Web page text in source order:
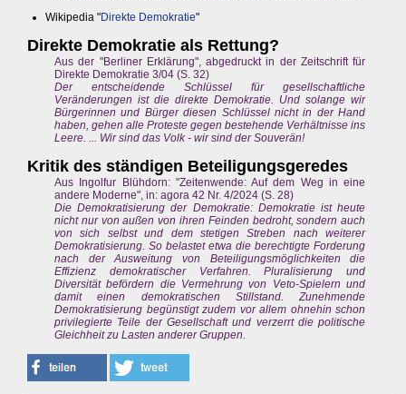
Wikipedia "Direkte Demokratie"
Direkte Demokratie als Rettung?
Aus der "Berliner Erklärung", abgedruckt in der Zeitschrift für
Direkte Demokratie 3/04 (S. 32)
Der entscheidende Schlüssel für gesellschaftliche
Veränderungen ist die direkte Demokratie. Und solange wir
Bürgerinnen und Bürger diesen Schlüssel nicht in der Hand
haben, gehen alle Proteste gegen bestehende Verhältnisse ins
Leere. ... Wir sind das Volk - wir sind der Souverän!
Kritik des ständigen Beteiligungsgeredes
Aus Ingolfur Blühdorn: "Zeitenwende: Auf dem Weg in eine
andere Moderne", in: agora 42 Nr. 4/2024 (S. 28)
Die Demokratisierung der Demokratie: Demokratie ist heute
nicht nur von außen von ihren Feinden bedroht, sondern auch
von sich selbst und dem stetigen Streben nach weiterer
Demokratisierung. So belastet etwa die berechtigte Forderung
nach der Ausweitung von Beteiligungsmöglichkeiten die
Effizienz demokratischer Verfahren. Pluralisierung und
Diversität befördern die Vermehrung von Veto-Spielern und
damit einen demokratischen Stillstand. Zunehmende
Demokratisierung begünstigt zudem vor allem ohnehin schon
privilegierte Teile der Gesellschaft und verzerrt die politische
Gleichheit zu Lasten anderer Gruppen.